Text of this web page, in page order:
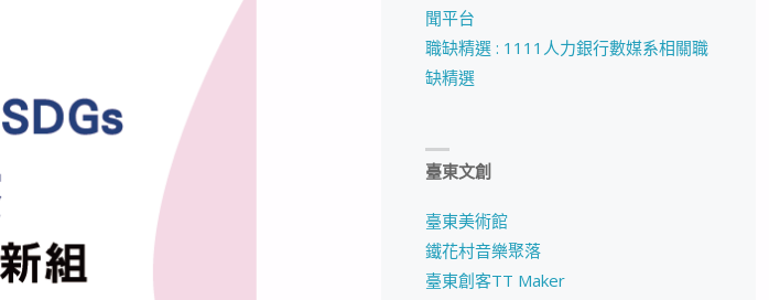
聞平台
職缺精選 : 1111人力銀行數媒系相關職
缺精選
臺東文創
臺東美術館
鐵花村音樂聚落
臺東創客TT Maker